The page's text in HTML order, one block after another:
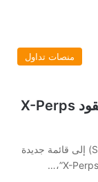
منصات تداول
SHIB وعملات أخرى تنطلق ضمن عقود X-Perps
أعلنت منصة OKX عن إضافة عملة شيبا إينو ($SHIB) إلى قائمة جديدة